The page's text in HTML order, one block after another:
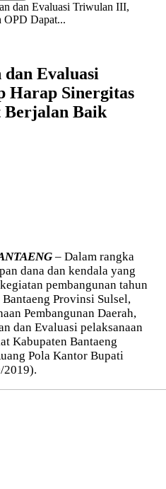
dan Evaluasi Triwulan III,
OPD Dapat...
dan Evaluasi
Harap Sinergitas
Berjalan Baik
– Dalam rangka
dana dan kendala yang
pembangunan tahun
Provinsi Sulsel,
Pembangunan Daerah,
dan Evaluasi pelaksanaan
Kabupaten Bantaeng
Pola Kantor Bupati
2019).